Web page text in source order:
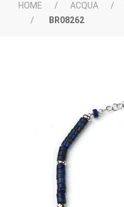
HOME ACQUA
BR08262